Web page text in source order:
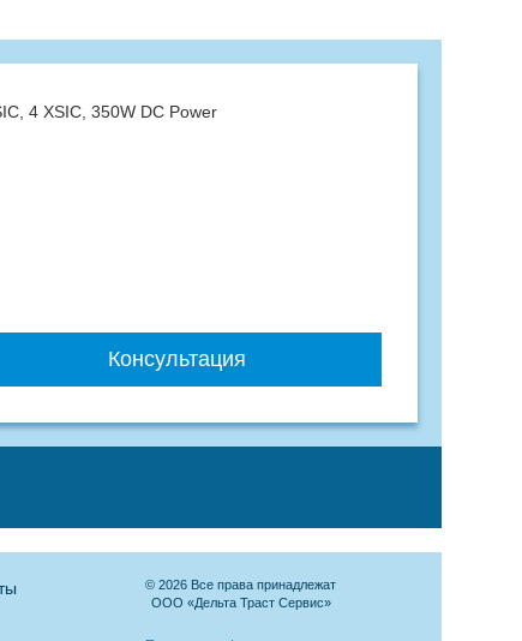
4 XSIC, 350W DC Power
Консультация
© 2026 Все права принадлежат
ООО «Дельта Траст Сервис»